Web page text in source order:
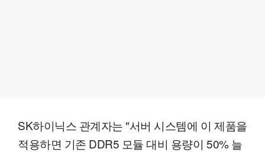
SK하이닉스 관계자는 "서버 시스템에 이 제품을
적용하면 기존 DDR5 모듈 대비 용량이 50% 늘